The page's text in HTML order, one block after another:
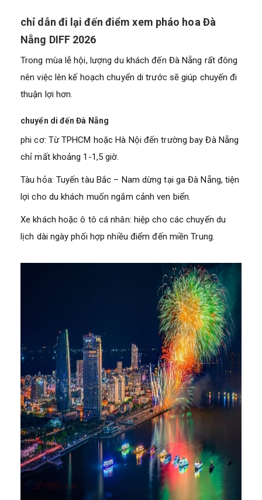
chỉ dẫn đi lại đến điểm xem pháo hoa Đà
Nẵng DIFF 2026
Trong mùa lễ hội, lượng du khách đến Đà Nẵng rất đông
nên việc lên kế hoạch chuyển di trước sẽ giúp chuyến đi
thuận lợi hơn.
chuyển di đến Đà Nẵng
phi cơ: Từ TPHCM hoặc Hà Nội đến trường bay Đà Nẵng
chỉ mất khoảng 1-1,5 giờ.
Tàu hỏa: Tuyến tàu Bắc – Nam dừng tại ga Đà Nẵng, tiện
lợi cho du khách muốn ngắm cảnh ven biển.
Xe khách hoặc ô tô cá nhân: hiệp cho các chuyến du
lịch dài ngày phối hợp nhiều điểm đến miền Trung.